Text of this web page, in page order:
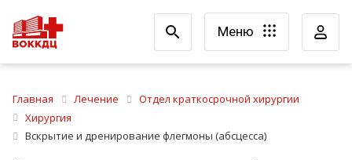
Меню
Главная Лечение
Отдел краткосрочной хирургии
Хирургия
Вскрытие и дренирование флегмоны (абсцесса)